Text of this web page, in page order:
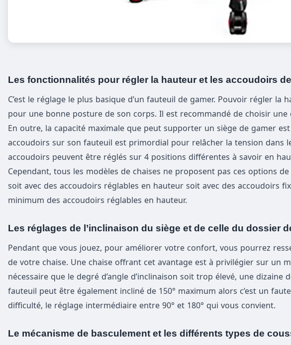
Les fonctionnalités pour régler la hauteur et les accoudoirs
C’est le réglage le plus basique d’un fauteuil de gamer. Pouvoir régler
pour une bonne posture de son corps. Il est recommandé de choisir
En outre, la capacité maximale que peut supporter un siège de gamer
accoudoirs sur son fauteuil est primordial pour relâcher la tension dans
accoudoirs peuvent être réglés sur 4 positions différentes à savoir en
Cependant, tous les modèles de chaises ne proposent pas ces options
soit avec des accoudoirs réglables en hauteur soit avec des accoudoirs
minimum des accoudoirs réglables en hauteur.
Les réglages de l’inclinaison du siège et de celle du dossier
Pendant que vous jouez, pour améliorer votre confort, vous pourrez
de votre chaise. Une chaise offrant cet avantage est à privilégier sur un
nécessaire que le degré d’angle d’inclinaison soit trop élevé, une dizaine
fauteuil peut être également incliné de 150° maximum alors c’est un
difficulté, le réglage intermédiaire entre 90° et 180° qui vous convient.
Le mécanisme de basculement et les différents types de